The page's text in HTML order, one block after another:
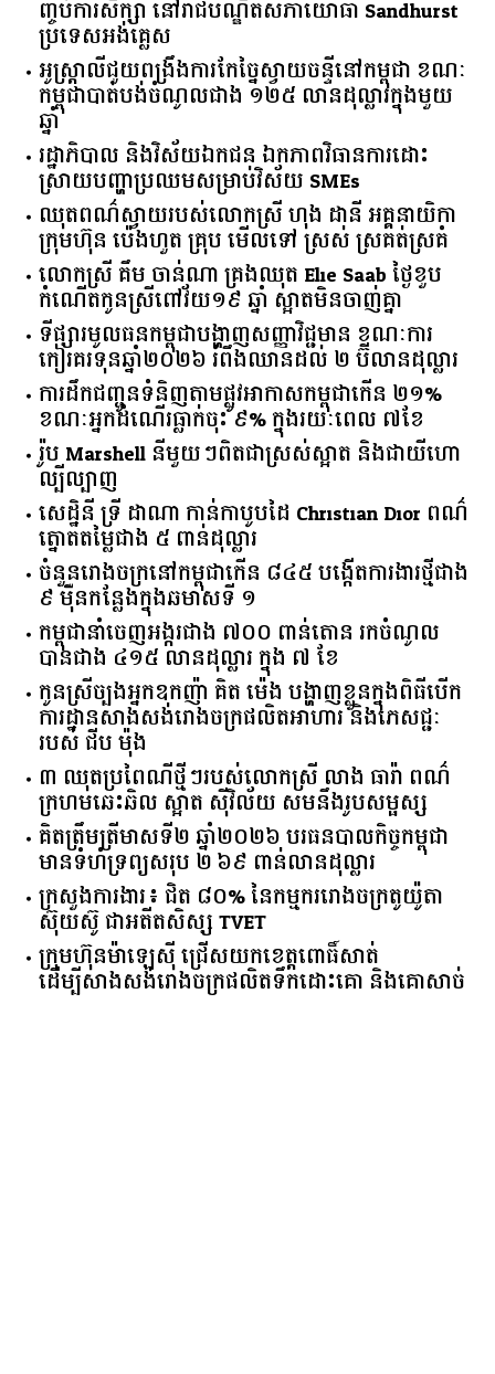
កូនប្រុសម្ចាស់ក្រុមហ៊ុនហនុមាន ផន មុតសុក្រឆពណ្ណ
ញ្ចប់ការសិក្សា នៅរាជបណ្ឌិតសភាយោធា Sandhurst
ប្រទេសអង់គ្លេស
អូស្ត្រាលី​ជួយ​ពង្រឹង​ការ​កែច្នៃ​ស្វាយចន្ទី​នៅ​កម្ពុជា​ ​ខណៈ​
កម្ពុជា​បាត់បង់​ចំណូល​ជាង​ ​១២៥​ ​លាន​ដុល្លារ​ក្នុង​មួយ​
ឆ្នាំ​
រដ្ឋាភិបាល​ ​និង​វិស័យ​ឯកជន ​ឯកភាព​វិធានការ​ដោះ
ស្រាយ​បញ្ហា​ប្រឈម​​សម្រាប់​វិស័យ​ ​SMEs​
ឈុតពណ៌ស្វាយរបស់លោកស្រី ហុង ដានី អគ្គ​នាយិកា​
ក្រុមហ៊ុន ប៉េងហួត គ្រុប មើលទៅ ស្រស់ ស្រគត់ស្រគំ
លោកស្រី គឹម ចាន់ណា គ្រងឈុត Elie Saab ថ្ងៃខួប
កំណើតកូនស្រីពៅវ័យ១៩ ឆ្នាំ ស្អាតមិនចាញ់គ្នា
ទីផ្សារ​មូលធន​កម្ពុជា​បង្ហាញ​សញ្ញា​វិជ្ជមាន​ ​ខណៈ​ការ​
កៀរគរ​ទុន​ឆ្នាំ​២០២៦​ ​រំពឹង​ឈានដល់​ ​២​ ​ប៊ីលាន​ដុល្លារ​
ការដឹកជញ្ជូនទំនិញតាមផ្លូវអាកាសកម្ពុជាកើន ២១%
ខណៈអ្នកដំណើរធ្លាក់ចុះ ៩% ក្នុងរយៈពេល ៧ខែ
រ៉ូប Marshell នីមួយៗពិតជាស្រស់ស្អាត និងជាយីហោ
ល្បីល្បាញ
សេដ្ឋិនី ទ្រី ដាណា កាន់កាបូបដៃ Christian Dior ពណ៌
ត្នោតតម្លៃជាង ៥ ពាន់ដុល្លារ
ចំនួន​រោងចក្រ​នៅ​កម្ពុជា​កើន​ ​៨៤៥​ ​បង្កើត​ការងារ​ថ្មី​ជាង​
​៩​ ​ម៉ឺន​កន្លែង​ក្នុង​ឆមាស​ទី ​១​
កម្ពុជានាំចេញអង្ករជាង ៧០០ ពាន់តោន រកចំណូល
បានជាង ៤១៥ លានដុល្លារ ក្នុង ៧ ខែ
កូនស្រីច្បងអ្នកឧកញ៉ា គិត ម៉េង បង្ហាញខ្លួនក្នុងពិធីបើក
ការដ្ឋានសាងសង់រោងចក្រផលិតអាហារ និងភេសជ្ជៈ
របស់ ជីប ម៉ុង
៣ ឈុតប្រពៃណីថ្មីៗរបស់លោកស្រី លាង ធារ៉ា ពណ៌
ក្រហមឆេះឆិល ស្អាត ​ស៊ីវិល័យ សមនឹងរូបសម្ផស្ស
គិត​ត្រឹមត្រីមាស​ទី​២​ ​ឆ្នាំ​២០២៦​ បរធន​បាលកិច្ច​កម្ពុជា​ ​
មាន​ទំហំ​ទ្រព្យ​សរុប​ ​២.៦៩​ ​ពាន់លាន​ដុល្លារ​
ក្រសួង​ការងារ​៖ ​ជិត​ ​៨០​% ​នៃ​កម្មករ​រោងចក្រ​តូយ៉ូតា ​
ស៊ុយ​ស៊ូ ​ជា​អតីត​សិស្ស​ ​TVET​
ក្រុមហ៊ុន​ម៉ាឡេស៊ី ជ្រើសយកខេត្ដពោធិ៍សាត់